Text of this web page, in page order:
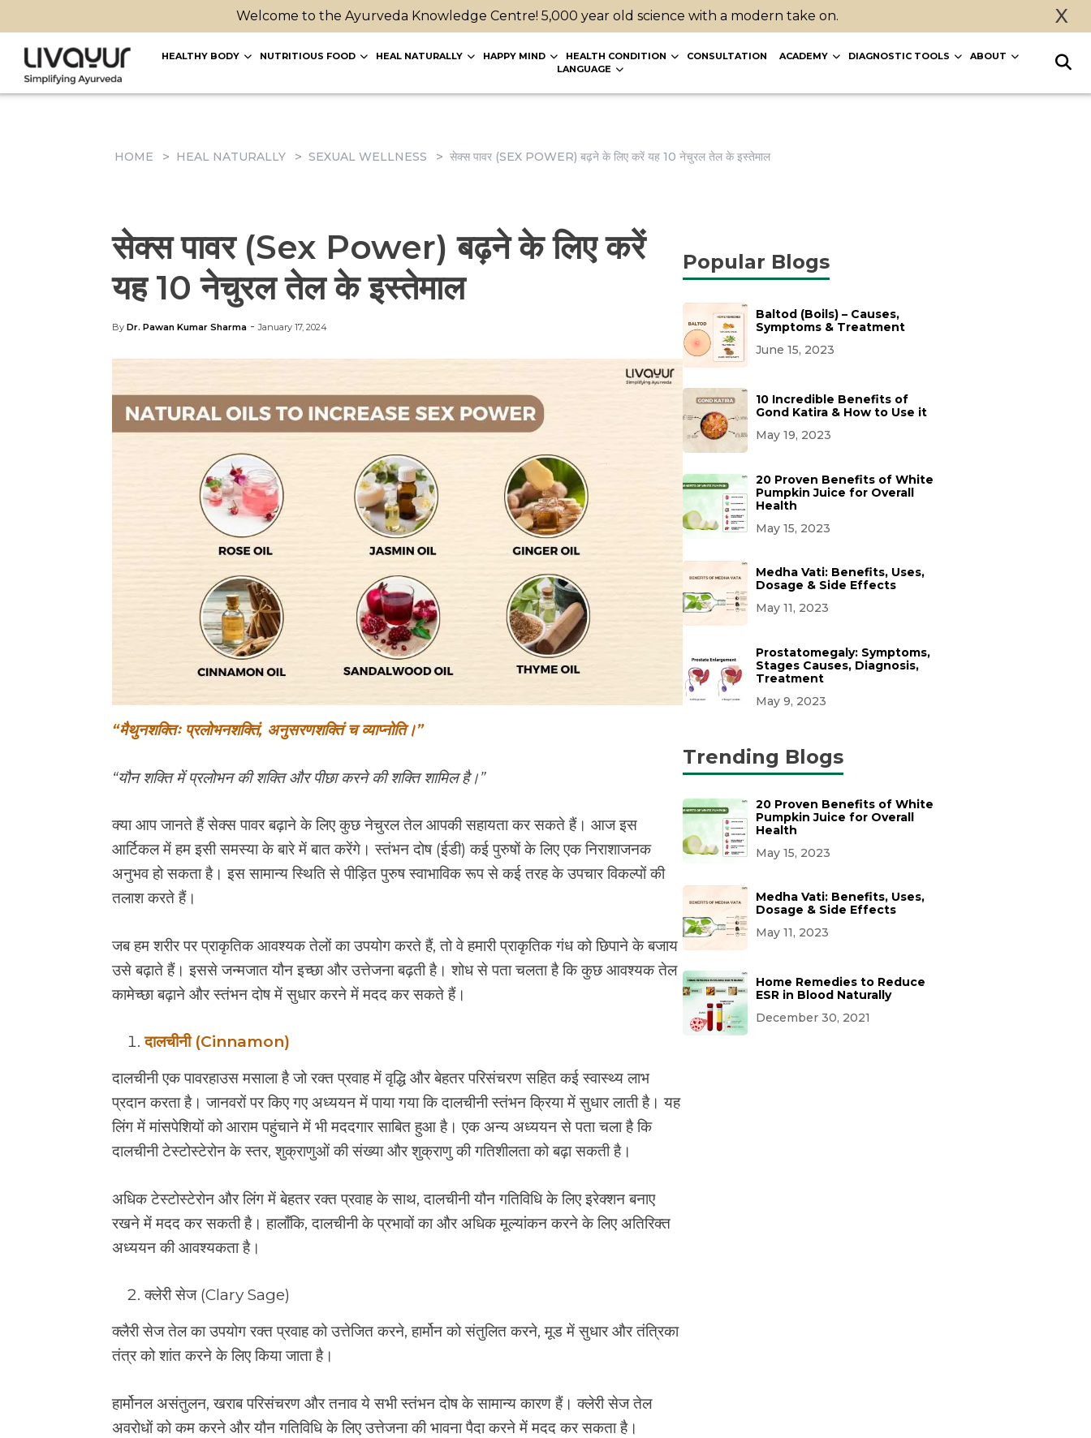
Welcome to the Ayurveda Knowledge Centre! 5,000 year old science with a modern take on. X
HEALTHY BODY NUTRITIOUS FOOD HEAL NATURALLY HAPPY MIND HEALTH CONDITION CONSULTATION ACADEMY DIAGNOSTIC TOOLS
ABOUT
LANGUAGE
HOME HEAL NATURALLY SEXUAL WELLNESS सेक्स पावर (SEX POWER) बढ़ने के लिए करें यह 10 नेचुरल तेल के इस्तेमाल
सेक्स पावर (Sex Power) बढ़ने के लिए करें
यह 10 नेचुरल तेल के इस्तेमाल
By Dr. Pawan Kumar Sharma -January 17, 2024
“मैथुनशक्तिः प्रलोभनशक्तिं, अनुसरणशक्तिं च व्याप्नोति।”
“यौन शक्ति में प्रलोभन की शक्ति और पीछा करने की शक्ति शामिल है।”
क्या आप जानते हैं सेक्स पावर बढ़ाने के लिए कुछ नेचुरल तेल आपकी सहायता कर सकते हैं। आज इस
आर्टिकल में हम इसी समस्या के बारे में बात करेंगे। स्तंभन दोष (ईडी) कई पुरुषों के लिए एक निराशाजनक
अनुभव हो सकता है। इस सामान्य स्थिति से पीड़ित पुरुष स्वाभाविक रूप से कई तरह के उपचार विकल्पों की
तलाश करते हैं।
जब हम शरीर पर प्राकृतिक आवश्यक तेलों का उपयोग करते हैं, तो वे हमारी प्राकृतिक गंध को छिपाने के बजाय
उसे बढ़ाते हैं। इससे जन्मजात यौन इच्छा और उत्तेजना बढ़ती है। शोध से पता चलता है कि कुछ आवश्यक तेल
कामेच्छा बढ़ाने और स्तंभन दोष में सुधार करने में मदद कर सकते हैं।
दालचीनी (Cinnamon)
दालचीनी एक पावरहाउस मसाला है जो रक्त प्रवाह में वृद्धि और बेहतर परिसंचरण सहित कई स्वास्थ्य लाभ
प्रदान करता है। जानवरों पर किए गए अध्ययन में पाया गया कि दालचीनी स्तंभन क्रिया में सुधार लाती है। यह
लिंग में मांसपेशियों को आराम पहुंचाने में भी मददगार साबित हुआ है। एक अन्य अध्ययन से पता चला है कि
दालचीनी टेस्टोस्टेरोन के स्तर, शुक्राणुओं की संख्या और शुक्राणु की गतिशीलता को बढ़ा सकती है।
अधिक टेस्टोस्टेरोन और लिंग में बेहतर रक्त प्रवाह के साथ, दालचीनी यौन गतिविधि के लिए इरेक्शन बनाए
रखने में मदद कर सकती है। हालाँकि, दालचीनी के प्रभावों का और अधिक मूल्यांकन करने के लिए अतिरिक्त
अध्ययन की आवश्यकता है।
क्लेरी सेज (Clary Sage)
क्लैरी सेज तेल का उपयोग रक्त प्रवाह को उत्तेजित करने, हार्मोन को संतुलित करने, मूड में सुधार और तंत्रिका
तंत्र को शांत करने के लिए किया जाता है।
हार्मोनल असंतुलन, खराब परिसंचरण और तनाव ये सभी स्तंभन दोष के सामान्य कारण हैं। क्लेरी सेज तेल
अवरोधों को कम करने और यौन गतिविधि के लिए उत्तेजना की भावना पैदा करने में मदद कर सकता है।
Popular Blogs
Baltod (Boils) – Causes,
Symptoms & Treatment
June 15, 2023
10 Incredible Benefits of
Gond Katira & How to Use it
May 19, 2023
20 Proven Benefits of White
Pumpkin Juice for Overall
Health
May 15, 2023
Medha Vati: Benefits, Uses,
Dosage & Side Effects
May 11, 2023
Prostatomegaly: Symptoms,
Stages Causes, Diagnosis,
Treatment
May 9, 2023
Trending Blogs
20 Proven Benefits of White
Pumpkin Juice for Overall
Health
May 15, 2023
Medha Vati: Benefits, Uses,
Dosage & Side Effects
May 11, 2023
Home Remedies to Reduce
ESR in Blood Naturally
December 30, 2021